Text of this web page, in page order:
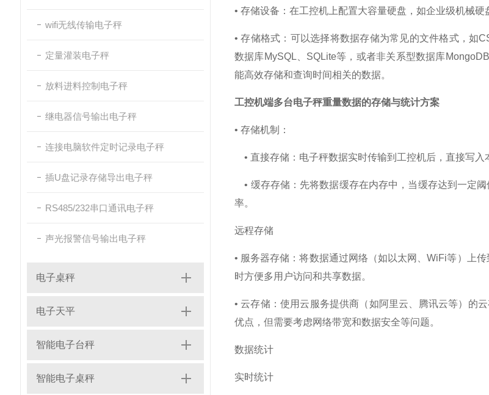
wifi无线传输电子秤
定量灌装电子秤
放料进料控制电子秤
继电器信号输出电子秤
连接电脑软件定时记录电子秤
插U盘记录存储导出电子秤
RS485/232串口通讯电子秤
声光报警信号输出电子秤
电子桌秤
电子天平
智能电子台秤
智能电子桌秤
• 存储设备：在工控机上配置大容量硬盘，如企业级机械硬
• 存储格式：可以选择将数据存储为常见的文件格式，如
数据库MySQL、SQLite等，或者非关系型数据库
能高效存储和查询时间相关的数据。
工控机端多台电子秤重量数据的存储与统计方案
• 存储机制：
• 直接存储：电子秤数据实时传输到工控机后，直接写入
• 缓存存储：先将数据缓存在内存中，当缓存达到一定
率。
远程存储
• 服务器存储：将数据通过网络（如以太网、WiFi等）上
时方便多用户访问和共享数据。
• 云存储：使用云服务提供商（如阿里云、腾讯云等）的
优点，但需要考虑网络带宽和数据安全等问题。
数据统计
实时统计